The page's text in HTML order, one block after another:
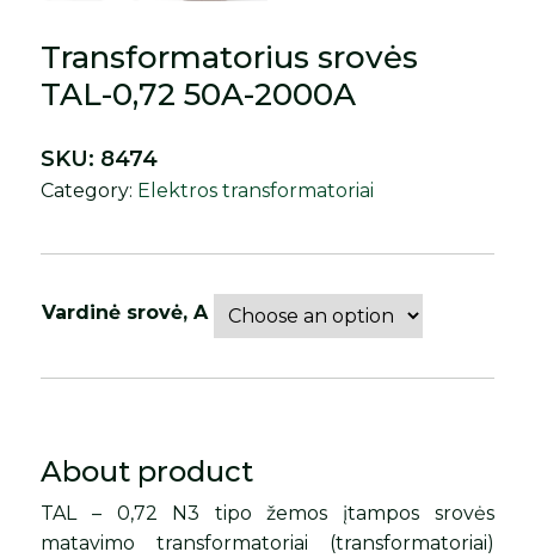
Transformatorius srovės
TAL-0,72 50A-2000A
Vardinė srovė, A
SKU: 8474
Category: Elektros transformatoriai
About product
TAL – 0,72 N3 tipo žemos įtampos srovės
matavimo transformatoriai (transformatoriai)